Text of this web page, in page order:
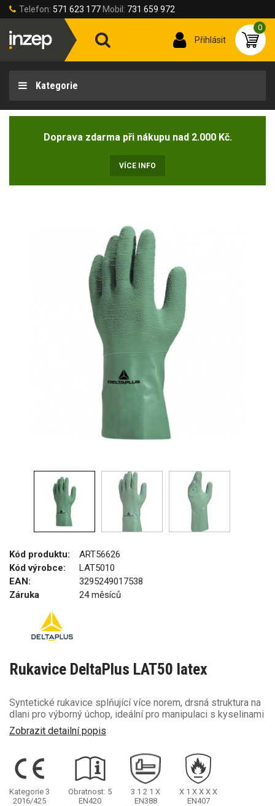
Telefon: 571 623 177 Mobil: 731 659 972
Přihlásit
0
Kategorie
Doprava zdarma při nákupu nad 2.000 Kč.
VÍCE INFO
Kód produktu:
ART56626
Kód výrobce:
LAT5010
EAN:
3295249017538
Záruka
24 měsíců
Rukavice DeltaPlus LAT50 latex
Syntetické rukavice splňující více norem, drsná struktura na
dlani pro výborný úchop, ideální pro manipulaci s kyselinami
Zobrazit detailní popis
Kategorie 3
2016/425
Obratnost: 5
EN420
3 1 2 1 X
EN388
X 1 X X X X
EN407